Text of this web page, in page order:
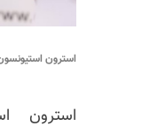
استرون
استرون